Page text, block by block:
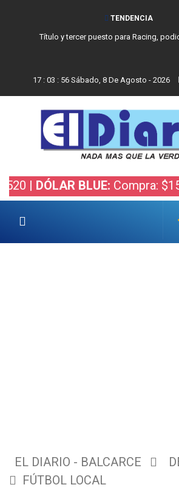
TENDENCIA
Título y tercer puesto para Racing,
17 : 03 : 56 Sábado, 8 De Agosto - 2026
DÓLAR BLUE:Compra: $1505 -
EL DIARIO - BALCARCE
FÚTBOL LOCAL